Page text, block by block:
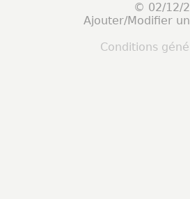
© 02/12/
Ajouter/Modifier
Conditions